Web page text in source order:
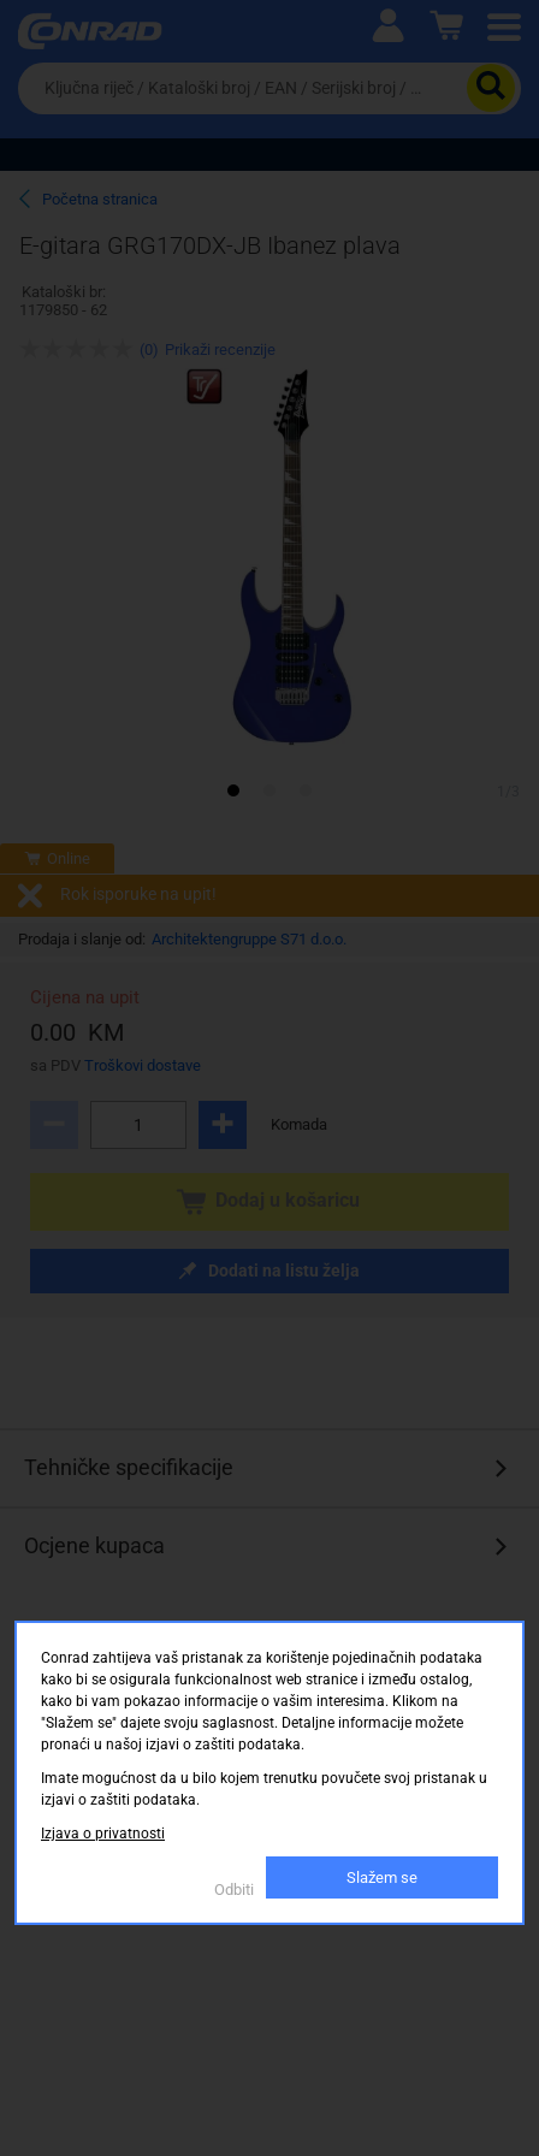
Ova postavka prilagođava asortiman proizvoda i
cijene vašim potrebama.
Pravno lice
Da
biste
potražili
proizvod,
unesite
ključnu
riječ,
kataloški
broj,
EAN
ili
Početna stranica
E-gitara GRG170DX-JB Ibanez plava
Kataloški br:
1179850 - 62
Online
Rok isporuke na upit!
Prodaja i slanje od: Architektengruppe S71 d.o.o.
Cijena na upit
0.00 KM
sa PDV Troškovi dostave
Komada
Dodati na listu želja
(0) Prikaži recenzije
Tehničke specifikacije
Ocjene kupaca
Conrad zahtijeva vaš pristanak za korištenje pojedinačnih podataka
kako bi se osigurala funkcionalnost web stranice i između ostalog,
kako bi vam pokazao informacije o vašim interesima. Klikom na
"Slažem se" dajete svoju saglasnost. Detaljne informacije možete
pronaći u našoj izjavi o zaštiti podataka.
Imate mogućnost da u bilo kojem trenutku povučete svoj pristanak u
izjavi o zaštiti podataka.
Izjava o privatnosti
Odbiti
Slažem se